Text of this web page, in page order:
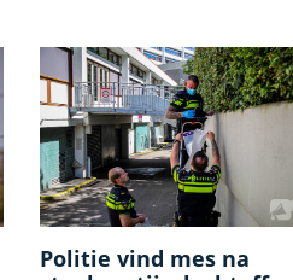
Politie vind mes na